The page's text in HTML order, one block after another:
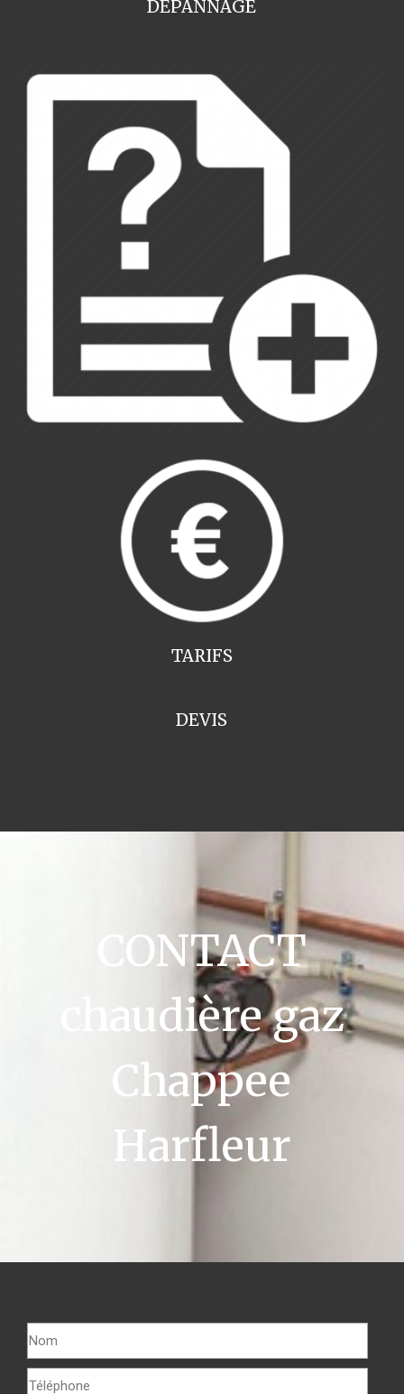
DEPANNAGE
TARIFS
DEVIS
CONTACT
chaudière gaz
Chappee
Harfleur